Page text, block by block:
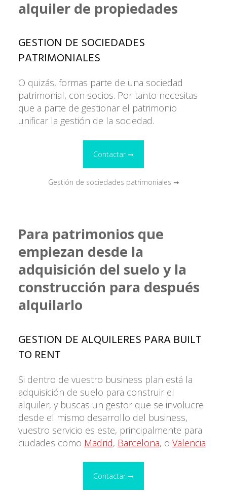
alquiler de propiedades
GESTION DE SOCIEDADES
PATRIMONIALES
O quizás, formas parte de una sociedad
patrimonial, con socios. Por tanto necesitas
que a parte de gestionar el patrimonio
unificar la gestión de la sociedad.
Contactar ➞
Gestión de sociedades patrimoniales ➞
Para patrimonios que
empiezan desde la
adquisición del suelo y la
construcción para después
alquilarlo
GESTION DE ALQUILERES PARA BUILT
TO RENT
Si dentro de vuestro business plan está la
adquisición de suelo para construir el
alquiler, y buscas un gestor que se involucre
desde el mismo desarrollo del business,
vuestro servicio es este, principalmente para
ciudades como Madrid, Barcelona, o Valencia
Contactar ➞